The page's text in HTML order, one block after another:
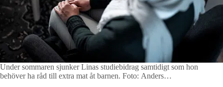
Under sommaren sjunker Linas studiebidrag samtidigt som hon
behöver ha råd till extra mat åt barnen. Foto: Anders